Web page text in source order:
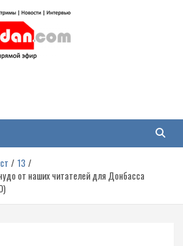
Гражданская война
включая события в Новороссии, ДНР,
13
от наших читателей для Донбасса